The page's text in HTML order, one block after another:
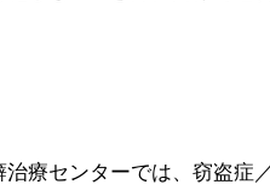
療センターでは、窃盗症